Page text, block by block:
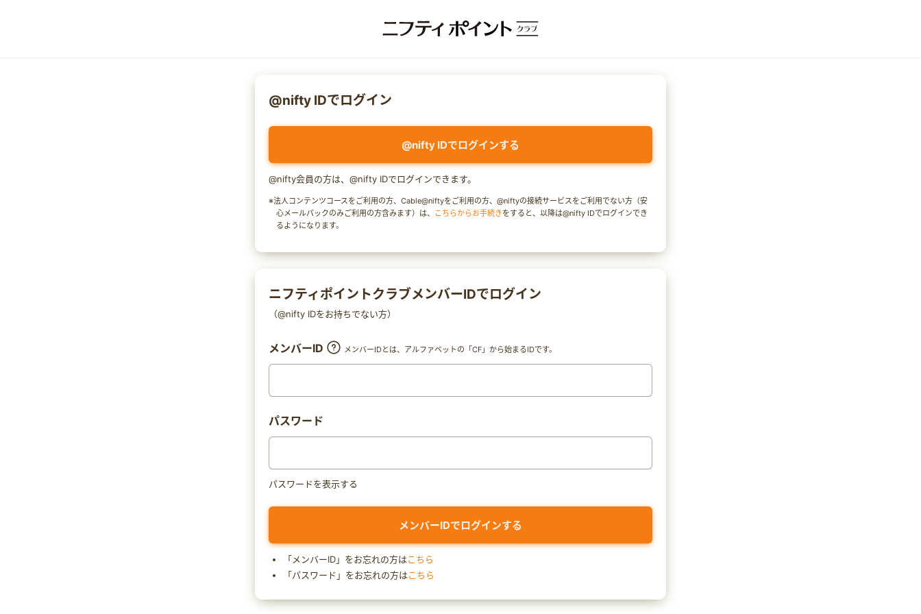
@nifty IDでログイン
@nifty IDでログインする
@nifty会員の方は、@nifty IDでログインできます。
※法人コンテンツコースをご利用の方、Cable@niftyをご利用の方、@niftyの接続サービスをご利用でない方（安
心メールパックのみご利用の方含みます）は、
こちらからお手続きをすると、以降は@nifty IDでログインでき
るようになります。
ニフティポイントクラブメンバーIDでログイン
（@nifty IDをお持ちでない方）
メンバーID メンバーIDとは、アルファベットの「CF」から始まるIDです。
パスワード
パスワードを表示する
「メンバーID」をお忘れの方はこちら
「パスワード」をお忘れの方はこちら